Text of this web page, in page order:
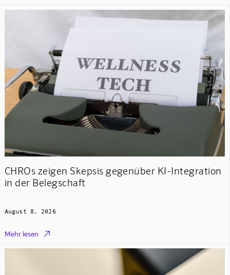
CHROs zeigen Skepsis gegenüber KI-Integration
in der Belegschaft
August 8, 2026
Mehr lesen 